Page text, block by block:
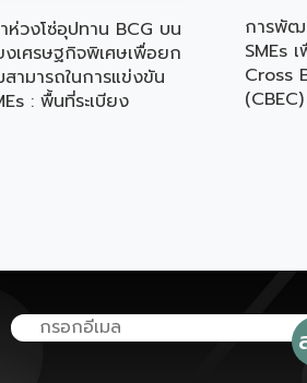
วงโซ่อุปทาน BCG บน
งเศรษฐกิจพิเศษเพื่อยก
สามารถในการแข่งขัน
: พื้นที่ระเบียง
การพัฒ
SMEs
Cross